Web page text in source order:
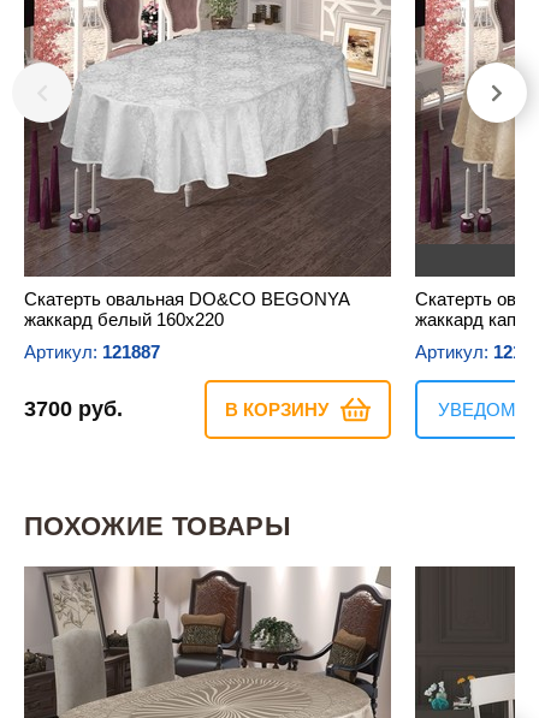
Скатерть овальная DO&CO BEGONYA
жаккард белый 160х220
Артикул: 121887
3700 руб. В КОРЗИНУ
Скатерть
жаккард
Артикул:
ПОХОЖИЕ ТОВАРЫ